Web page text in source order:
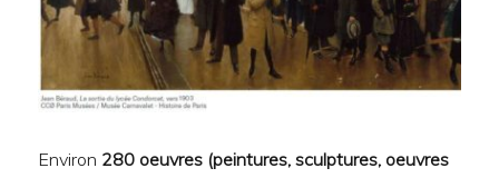
Environ 280 oeuvres (peintures, sculptures, oeuvres